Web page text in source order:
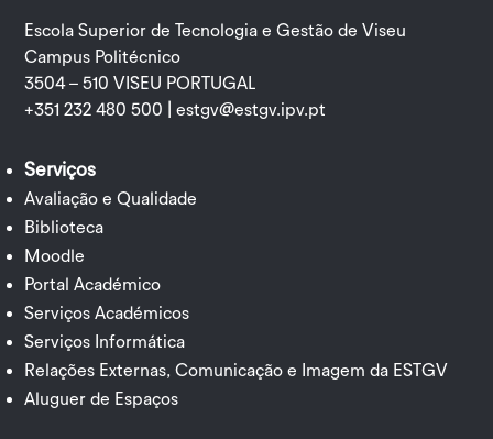
Escola Superior de Tecnologia e Gestão de Viseu
Campus Politécnico
3504 – 510 VISEU PORTUGAL
+351 232 480 500 |estgv@estgv.ipv.pt
Serviços
Avaliação e Qualidade
Biblioteca
Moodle
Portal Académico
Serviços Académicos
Serviços Informática
Relações Externas, Comunicação e Imagem da ESTGV
Aluguer de Espaços